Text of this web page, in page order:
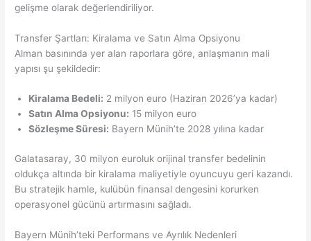
gelişme olarak değerlendiriliyor.
Transfer Şartları: Kiralama ve Satın Alma Opsiyonu
Alman basınında yer alan raporlara göre, anlaşmanın mali
yapısı şu şekildedir:
Kiralama Bedeli: 2 milyon euro (Haziran 2026’ya kadar)
Satın Alma Opsiyonu: 15 milyon euro
Sözleşme Süresi: Bayern Münih’te 2028 yılına kadar
Galatasaray, 30 milyon euroluk orijinal transfer bedelinin
oldukça altında bir kiralama maliyetiyle oyuncuyu geri kazandı.
Bu stratejik hamle, kulübün finansal dengesini korurken
operasyonel gücünü artırmasını sağladı.
Bayern Münih’teki Performans ve Ayrılık Nedenleri